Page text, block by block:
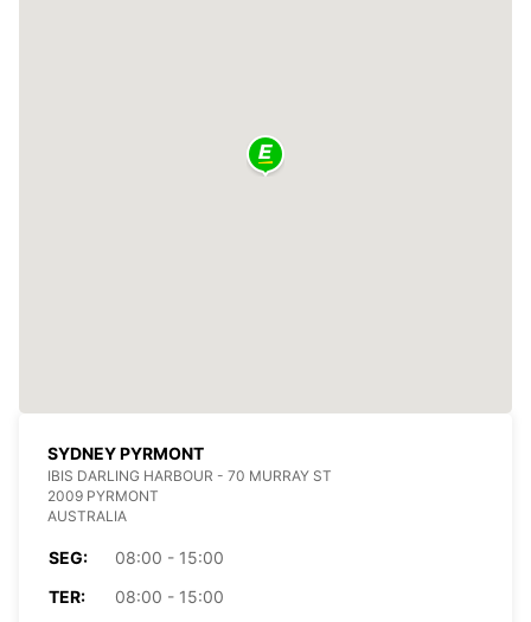
SYDNEY PYRMONT
IBIS DARLING HARBOUR - 70 MURRAY ST
2009 PYRMONT
AUSTRALIA
SEG:
08:00 - 15:00
TER:
08:00 - 15:00